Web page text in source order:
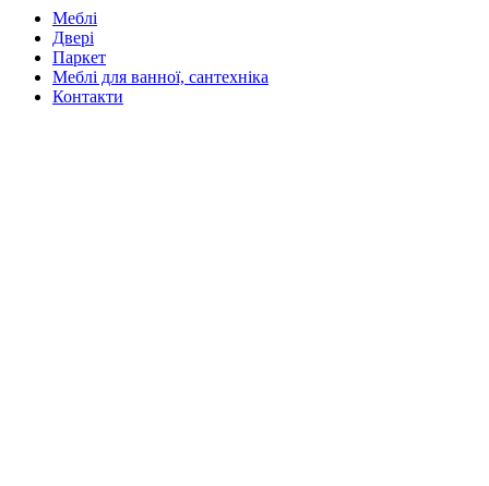
Меблі
Двері
Паркет
Меблі для ванної, сантехніка
Контакти